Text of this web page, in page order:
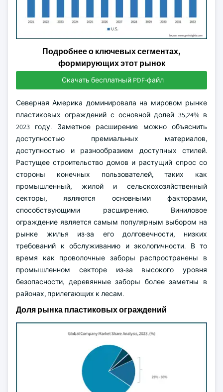
Подробнее о ключевых сегментах,
формирующих этот рынок
Скачать бесплатный PDF-файл
Северная Америка доминировала на мировом рынке
пластиковых ограждений с основной долей 35,24% в
2023 году. Заметное расширение можно объяснить
доступностью премиальных материалов,
доступностью и разнообразием доступных стилей.
Растущее строительство домов и растущий спрос со
стороны конечных пользователей, таких как
промышленный, жилой и сельскохозяйственный
секторы, являются основными факторами,
способствующими расширению. Виниловое
ограждение является самым популярным выбором на
рынке жилья из-за его долговечности, низких
требований к обслуживанию и экологичности. В то
время как проволочные заборы распространены в
промышленном секторе из-за высокого уровня
безопасности, деревянные заборы более заметны в
районах, прилегающих к лесам.
Доля рынка пластиковых ограждений